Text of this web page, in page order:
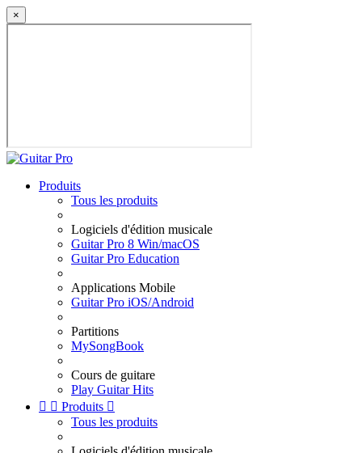
×
Produits
Tous les produits
Logiciels d'édition musicale
Guitar Pro 8 Win/macOS
Guitar Pro Education
Applications Mobile
Guitar Pro iOS/Android
Partitions
MySongBook
Cours de guitare
Play Guitar Hits
  Produits 
Tous les produits